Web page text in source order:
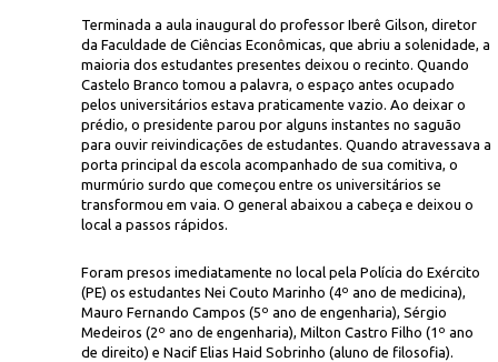
Terminada a aula inaugural do professor Iberê Gilson, diretor
da Faculdade de Ciências Econômicas, que abriu a solenidade, a
maioria dos estudantes presentes deixou o recinto. Quando
Castelo Branco tomou a palavra, o espaço antes ocupado
pelos universitários estava praticamente vazio. Ao deixar o
prédio, o presidente parou por alguns instantes no saguão
para ouvir reivindicações de estudantes. Quando atravessava a
porta principal da escola acompanhado de sua comitiva, o
murmúrio surdo que começou entre os universitários se
transformou em vaia. O general abaixou a cabeça e deixou o
local a passos rápidos.
Foram presos imediatamente no local pela Polícia do Exército
(PE) os estudantes Nei Couto Marinho (4º ano de medicina),
Mauro Fernando Campos (5º ano de engenharia), Sérgio
Medeiros (2º ano de engenharia), Milton Castro Filho (1º ano
de direito) e Nacif Elias Haid Sobrinho (aluno de filosofia).
sobre as punições